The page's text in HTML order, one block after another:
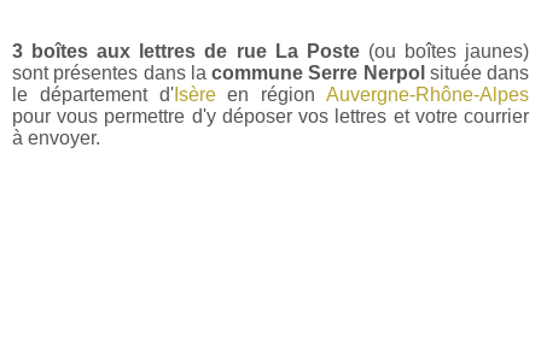
3 boîtes aux lettres de rue La Poste(ou boîtes jaunes)
sont présentes dans la commune Serre Nerpol située dans
le département d'Isèreen régionAuvergne-Rhône-Alpes
pour vous permettre d'y déposer vos lettres et votre courrier
à envoyer.